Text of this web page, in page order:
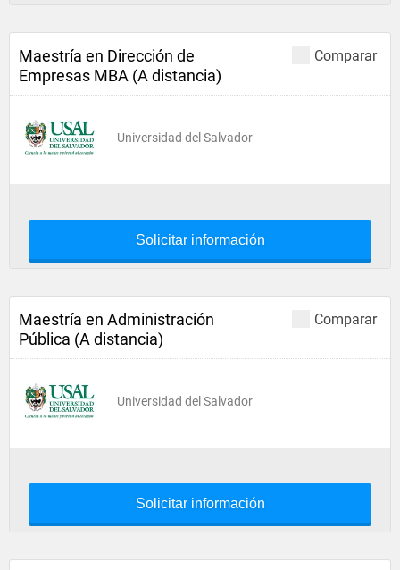
Comparar
Maestría en Dirección de
Empresas MBA (A distancia)
Universidad del Salvador
Solicitar información
Comparar
Maestría en Administración
Pública (A distancia)
Universidad del Salvador
Solicitar información